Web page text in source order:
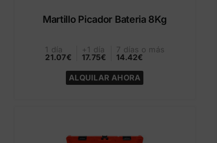
Martillo Picador Bateria 8Kg
1 día
21.07€
+1 día
17.75€
7 días o más
14.42€
ALQUILAR AHORA